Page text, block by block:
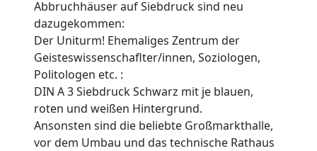
Abbruchhäuser auf Siebdruck sind neu
dazugekommen:
Der Uniturm! Ehemaliges Zentrum der
Geisteswissenschaflter/innen, Soziologen,
Politologen etc. :
DIN A 3 Siebdruck Schwarz mit je blauen,
roten und weißen Hintergrund.
Ansonsten sind die beliebte Großmarkthalle,
vor dem Umbau und das technische Rathaus